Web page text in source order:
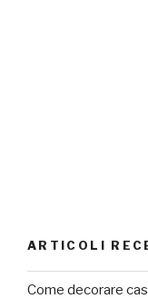
ARTICOLI
Come decorare